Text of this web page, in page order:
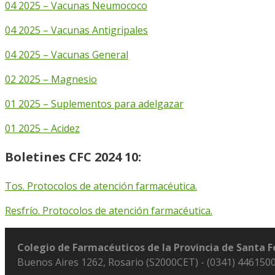
04 2025 – Vacunas Neumococo
04 2025 – Vacunas Antigripales
04 2025 – Vacunas General
02 2025 – Magnesio
01 2025 – Suplementos para adelgazar
01 2025 – Acidez
Boletines CFC 2024 10:
Tos. Protocolos de atención farmacéutica.
Resfrío. Protocolos de atención farmacéutica.
Colegio de Farmacéuticos de la Provincia de Santa
Buenos Aires 1262, Rosario (S2000CET) - (0341) 4461500